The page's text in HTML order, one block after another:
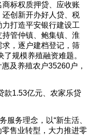
标权质押贷、应收账
创新开办好人贷、税
打造平安银行建设工
管仲镇、鲍集镇、淮
，逐户建档登记，筛
规模养殖融资难题。
及养殖农户35260户，
款1.53亿元、农家乐贷
务理念，以“新生活、
售业转型，大力推进零